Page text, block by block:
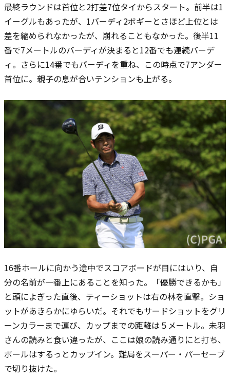
最終ラウンドは首位と2打差7位タイからスタート。前半は1
イーグルもあったが、1バーディ2ボギーとさほど上位とは
差を縮められなかったが、崩れることもなかった。後半11
番で7メートルのバーディが決まると12番でも連続バーデ
ィ。さらに14番でもバーディを重ね、この時点で7アンダー
首位に。親子の息が合いテンションも上がる。
16番ホールに向かう途中でスコアボードが目にはいり、自
分の名前が一番上にあることを知った。「優勝できるかも」
と頭によぎった直後、ティーショットは右の林を直撃。ショ
ットがあきらかにゆらいだ。それでもサードショットをグリ
ーンカラーまで運び、カップまでの距離は５メートル。未羽
さんの読みと食い違ったが、ここは娘の読み通りにと打ち、
ボールはするっとカップイン。難局をスーパー・パーセーブ
で切り抜けた。